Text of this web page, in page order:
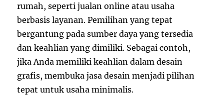
rumah, seperti jualan online atau usaha
berbasis layanan. Pemilihan yang tepat
bergantung pada sumber daya yang tersedia
dan keahlian yang dimiliki. Sebagai contoh,
jika Anda memiliki keahlian dalam desain
grafis, membuka jasa desain menjadi pilihan
tepat untuk usaha minimalis.